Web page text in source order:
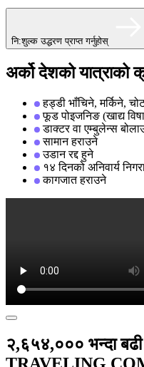
नि:शुल्क उद्धरण प्राप्त गर्नुहोस्
अर्को देशको
हड्डी भाँचिने, मर्किने,
फूड पोइजनिङ (खाद्य
डाक्टर वा एम्बुलेन्स
सामान हराउने
उडान रद्द हुने
१४ दिनको अनिवार्य
कागजात हराउने
२,६५४,००० भन्दा
TRAVELING